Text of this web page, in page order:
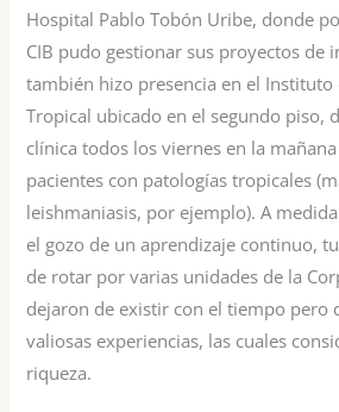
Hospital Pablo Tobón Uribe, donde
CIB pudo gestionar sus proyectos de
también hizo presencia en el Instituto
Tropical ubicado en el segundo piso,
clínica todos los viernes en la
pacientes con patologías tropicales
leishmaniasis, por ejemplo). A
el gozo de un aprendizaje continuo,
de rotar por varias unidades de la
dejaron de existir con el tiempo pero
valiosas experiencias, las cuales
riqueza.